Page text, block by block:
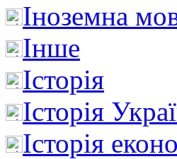
Іноземна
Інше
Історія
Історія
Історія